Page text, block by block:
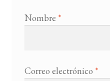
Nombre *
Correo electrónico *